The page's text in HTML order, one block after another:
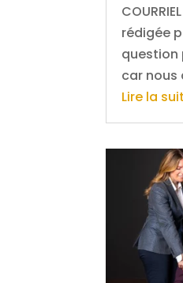
rédigée
question
car nous
Lire la